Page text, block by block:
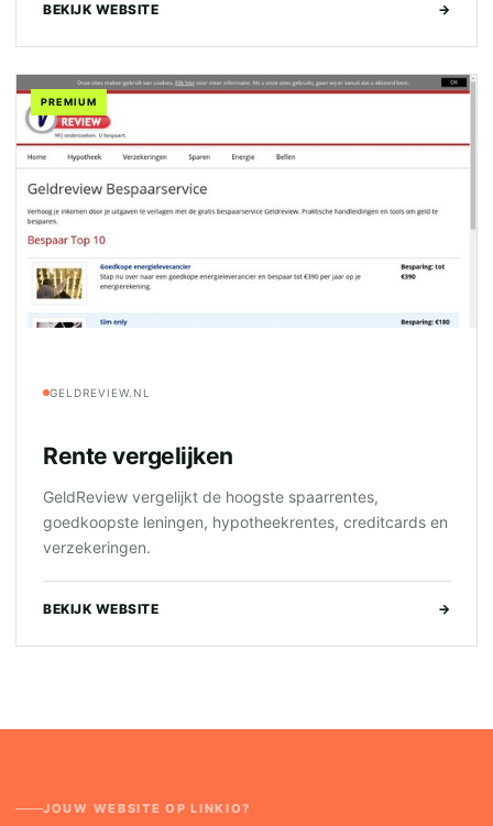
BEKIJK WEBSITE →
PREMIUM
GELDREVIEW.NL
Rente vergelijken
GeldReview vergelijkt de hoogste spaarrentes,
goedkoopste leningen, hypotheekrentes, creditcards en
verzekeringen.
BEKIJK WEBSITE →
JOUW WEBSITE OP LINKIO?